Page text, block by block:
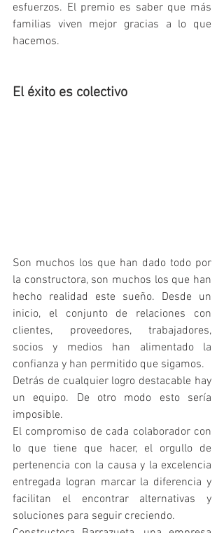
esfuerzos. El premio es saber que más
familias viven mejor gracias a lo que
hacemos.
El éxito es colectivo
Son muchos los que han dado todo por
la constructora, son muchos los que han
hecho realidad este sueño. Desde un
inicio, el conjunto de relaciones con
clientes, proveedores, trabajadores,
socios y medios han alimentado la
confianza y han permitido que sigamos.
Detrás de cualquier logro destacable hay
un equipo. De otro modo esto sería
imposible.
El compromiso de cada colaborador con
lo que tiene que hacer, el orgullo de
pertenencia con la causa y la excelencia
entregada logran marcar la diferencia y
facilitan el encontrar alternativas y
soluciones para seguir creciendo.